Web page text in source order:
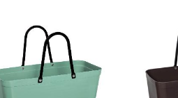
6010 Ålesund